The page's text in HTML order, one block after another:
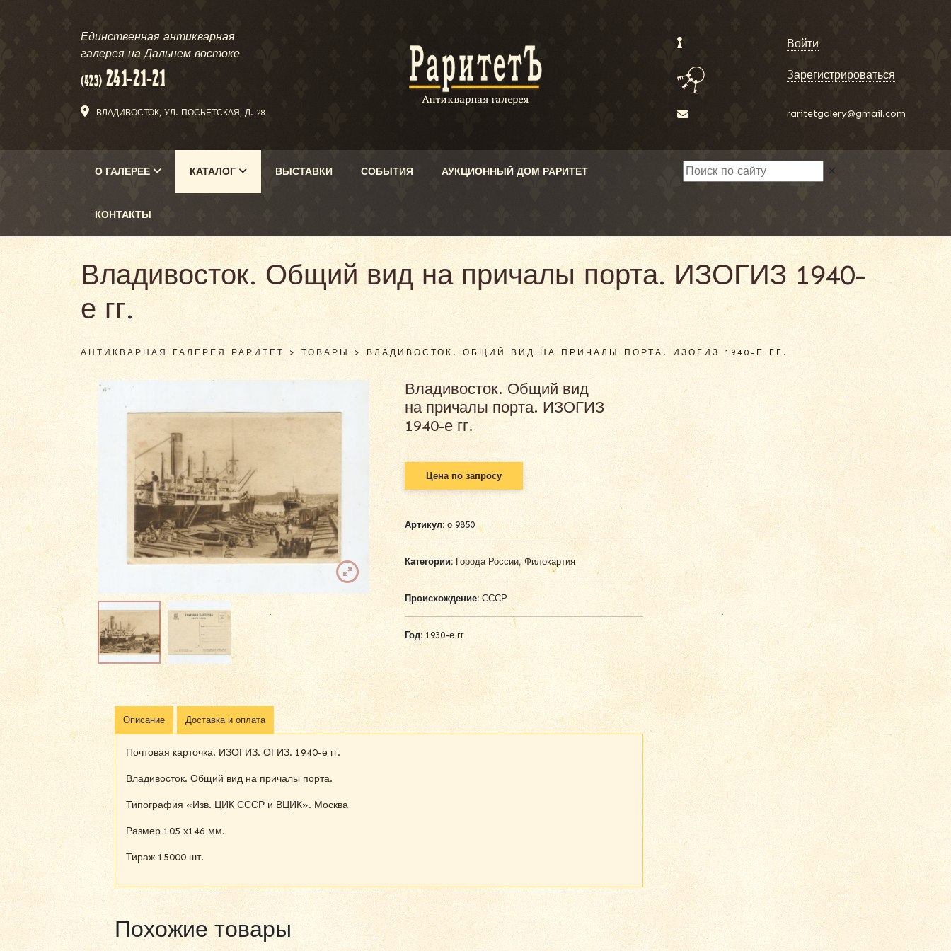
Единственная антикварная
галерея на Дальнем востоке
ВЛАДИВОСТОК, УЛ. ПОСЬЕТСКАЯ, Д. 28
Войти
Зарегистрироваться
raritetgalery@gmail.com
О ГАЛЕРЕЕ КАТАЛОГ ВЫСТАВКИ СОБЫТИЯ АУКЦИОННЫЙ ДОМ РАРИТЕТ
КОНТАКТЫ
✕
Владивосток. Общий вид на причалы порта. ИЗОГИЗ 1940-
е гг.
АНТИКВАРНАЯ ГАЛЕРЕЯ РАРИТЕТ>ТОВАРЫ > ВЛАДИВОСТОК. ОБЩИЙ ВИД НА ПРИЧАЛЫ ПОРТА. ИЗОГИЗ 1940-Е ГГ.
Владивосток. Общий вид
на причалы порта. ИЗОГИЗ
1940-е гг.
Цена по запросу
Артикул: о 9850
Категории: Города России,Филокартия
Происхождение:СССР
Год:1930-е гг
Описание Доставка и оплата
Почтовая карточка. ИЗОГИЗ. ОГИЗ. 1940-е гг.
Владивосток. Общий вид на причалы порта.
Типография «Изв. ЦИК СССР и ВЦИК». Москва
Размер 105 х146 мм.
Тираж 15000 шт.
Похожие товары